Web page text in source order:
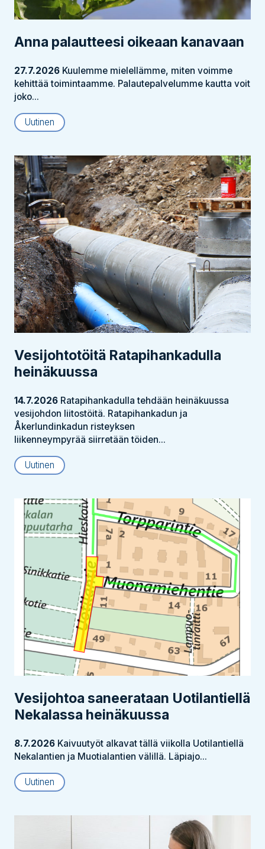
Anna palautteesi oikeaan kanavaan
27.7.2026 Kuulemme mielellämme, miten voimme
kehittää toimintaamme. Palautepalvelumme kautta voit
joko...
Uutinen
Vesijohtotöitä Ratapihankadulla
heinäkuussa
14.7.2026 Ratapihankadulla tehdään heinäkuussa
vesijohdon liitostöitä. Ratapihankadun ja
Åkerlundinkadun risteyksen
liikenneympyrää siirretään töiden...
Uutinen
Vesijohtoa saneerataan Uotilantiellä
Nekalassa heinäkuussa
8.7.2026 Kaivuutyöt alkavat tällä viikolla Uotilantiellä
Nekalantien ja Muotialantien välillä. Läpiajo...
Uutinen